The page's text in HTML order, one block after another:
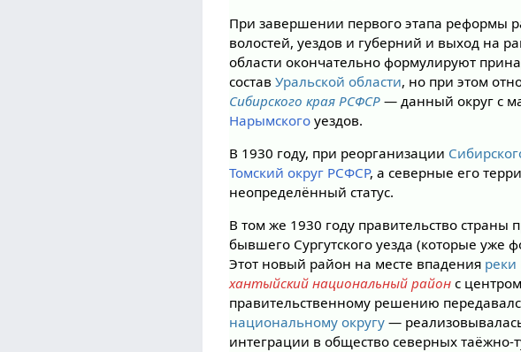
При завершении первого этапа реформы
волостей, уездов и губерний и выход на
области окончательно формулируют
составУральской области, но при этом
Сибирского края РСФСР — данный округ с
Нарымского уездов.
В 1930 году, при реорганизации
Томский округ РСФСР, а северные его
неопределённый статус.
В том же 1930 году правительство
бывшего Сургутского уезда (которые уже
Этот новый район на месте впадения реки
хантыйский национальный район с
правительственному решению
национальному округу —
интеграции в общество северных